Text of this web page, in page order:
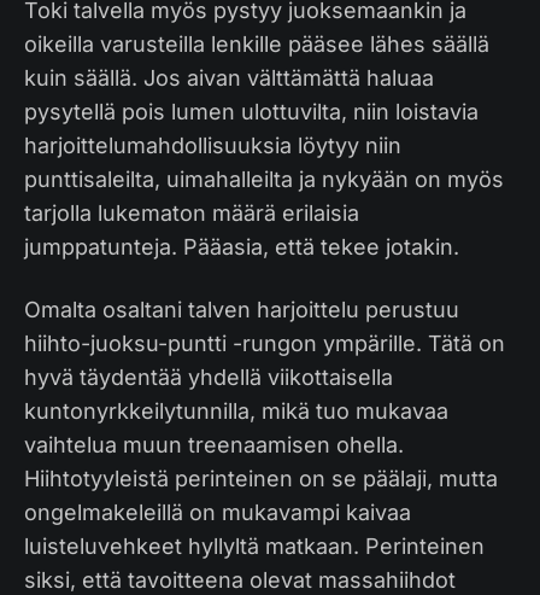
Toki talvella myös pystyy juoksemaankin ja
oikeilla varusteilla lenkille pääsee lähes säällä
kuin säällä. Jos aivan välttämättä haluaa
pysytellä pois lumen ulottuvilta, niin loistavia
harjoittelumahdollisuuksia löytyy niin
punttisaleilta, uimahalleilta ja nykyään on myös
tarjolla lukematon määrä erilaisia
jumppatunteja. Pääasia, että tekee jotakin.
Omalta osaltani talven harjoittelu perustuu
hiihto-juoksu-puntti -rungon ympärille. Tätä on
hyvä täydentää yhdellä viikottaisella
kuntonyrkkeilytunnilla, mikä tuo mukavaa
vaihtelua muun treenaamisen ohella.
Hiihtotyyleistä perinteinen on se päälaji, mutta
ongelmakeleillä on mukavampi kaivaa
luisteluvehkeet hyllyltä matkaan. Perinteinen
siksi, että tavoitteena olevat massahiihdot